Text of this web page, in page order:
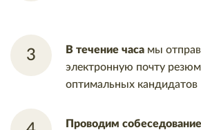
В течение часа мы
электронную почту
оптимальных кандидатов
Проводим собеседование